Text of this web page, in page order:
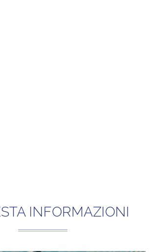
INFORMAZIONI